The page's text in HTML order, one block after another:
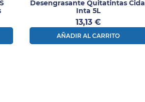
Desengrasante Quitatintas Cidal
Inta 5L
Precio
13,13 €
AÑADIR AL CARRITO